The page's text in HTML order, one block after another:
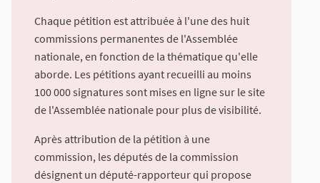
Chaque pétition est attribuée à l'une des huit
commissions permanentes de l'Assemblée
nationale, en fonction de la thématique qu'elle
aborde. Les pétitions ayant recueilli au moins
100 000 signatures sont mises en ligne sur le site
de l'Assemblée nationale pour plus de visibilité.
Après attribution de la pétition à une
commission, les députés de la commission
désignent un député-rapporteur qui propose